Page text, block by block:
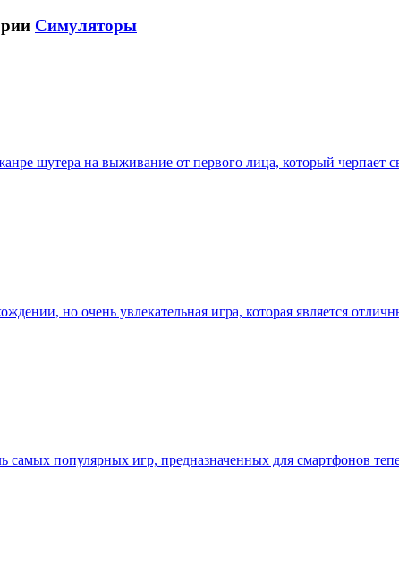
Симуляторы
шутера на выживание от первого лица, который черпает
но очень увлекательная игра, которая является
популярных игр, предназначенных для смартфонов